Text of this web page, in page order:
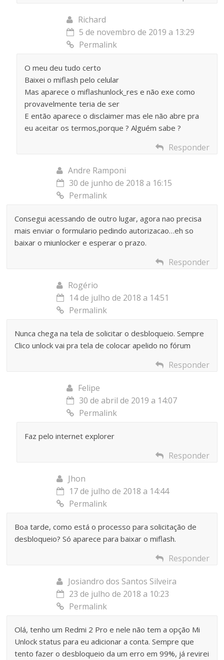
Richard
5 de novembro de 2019 a 13:29
Permalink
O meu deu tudo certo
Baixei o miflash pelo celular
Mas aparece o miflashunlock_res e não exe como
provavelmente teria de ser
E então aparece o disclaimer mas ele não abre pra
eu aceitar os termos,porque ? Alguém sabe ?
Responder
Andre Ramponi
30 de junho de 2018 a 16:15
Permalink
Consegui acessando de outro lugar, agora nao precisa
mais enviar o formulario pedindo autorizacao…eh so
baixar o miunlocker e esperar o prazo.
Responder
Rogério
14 de julho de 2018 a 14:51
Permalink
Nunca chega na tela de solicitar o desbloqueio. Sempre
Clico unlock vai pra tela de colocar apelido no fórum
Responder
Felipe
30 de abril de 2019 a 14:07
Permalink
Faz pelo internet explorer
Responder
Jhon
17 de julho de 2018 a 14:44
Permalink
Boa tarde, como está o processo para solicitação de
desbloqueio? Só aparece para baixar o miflash.
Responder
Josiandro dos Santos Silveira
23 de julho de 2018 a 10:23
Permalink
Olá, tenho um Redmi 2 Pro e nele não tem a opção Mi
Unlock status para eu adicionar a conta. Sempre que
tento fazer o desbloqueio da um erro em 99%, já revirei